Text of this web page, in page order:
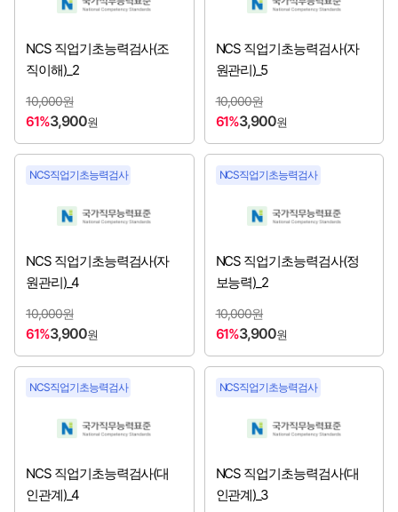
대한무역투자진흥공사 [2026년 3분기 채용시작]
서울올림픽기념국민체육진흥공단 [2026년 3분기 채용시작]
스포츠윤리센터
축산물품질평가원 [2026년 3분기 채용시작]
한국가스안전공사 [2026년 3분기 채용시작]
한국국제협력단 [2026년 3분기 채용시작]
한국남동발전㈜
한국도로공사
한국동서발전㈜ [2026년 3분기 채용시작]
한국법무보호복지공단 [2026년 3분기 채용시작]
한국보훈복지의료공단 [2026년 3분기 채용시작]
NCS 직업기초능력검사(조
직이해)_2
10,000원
61%3,900원
NCS 직업기초능력검사(자
원관리)_5
10,000원
61%3,900원
NCS직업기초능력검사
NCS 직업기초능력검사(자
원관리)_4
10,000원
61%3,900원
NCS직업기초능력검사
NCS 직업기초능력검사(정
보능력)_2
10,000원
61%3,900원
NCS직업기초능력검사
NCS 직업기초능력검사(대
인관계)_4
NCS직업기초능력검사
NCS 직업기초능력검사(대
인관계)_3